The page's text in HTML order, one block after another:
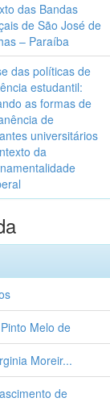
das Bandas
de São José de
– Paraíba
das políticas de
estudantil:
as formas de
de
universitários
da
Melo de
Moreir...
de